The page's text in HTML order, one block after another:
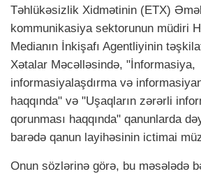
Təhlükəsizlik Xidmətinin (ETX)
kommunikasiya sektorunun müdiri
Medianın İnkişafı Agentliyinin
Xətalar Məcəlləsində, "İnformasiya,
informasiyalaşdırma və
haqqında" və "Uşaqların zərərli
qorunması haqqında" qanunlarda
barədə qanun layihəsinin ictimai
Onun sözlərinə görə, bu məsələdə